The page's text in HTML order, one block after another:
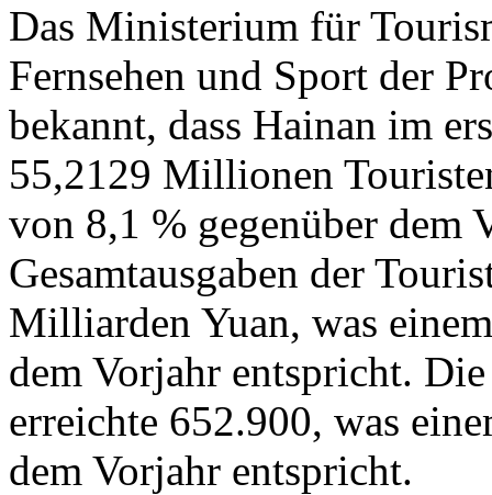
Das Ministerium für
Fernsehen und Sport der
bekannt, dass Hainan im
55,2129 Millionen
von 8,1 % gegenüber dem
Gesamtausgaben der
Milliarden Yuan, was
dem Vorjahr entspricht.
erreichte 652.900, was
dem Vorjahr entspricht.